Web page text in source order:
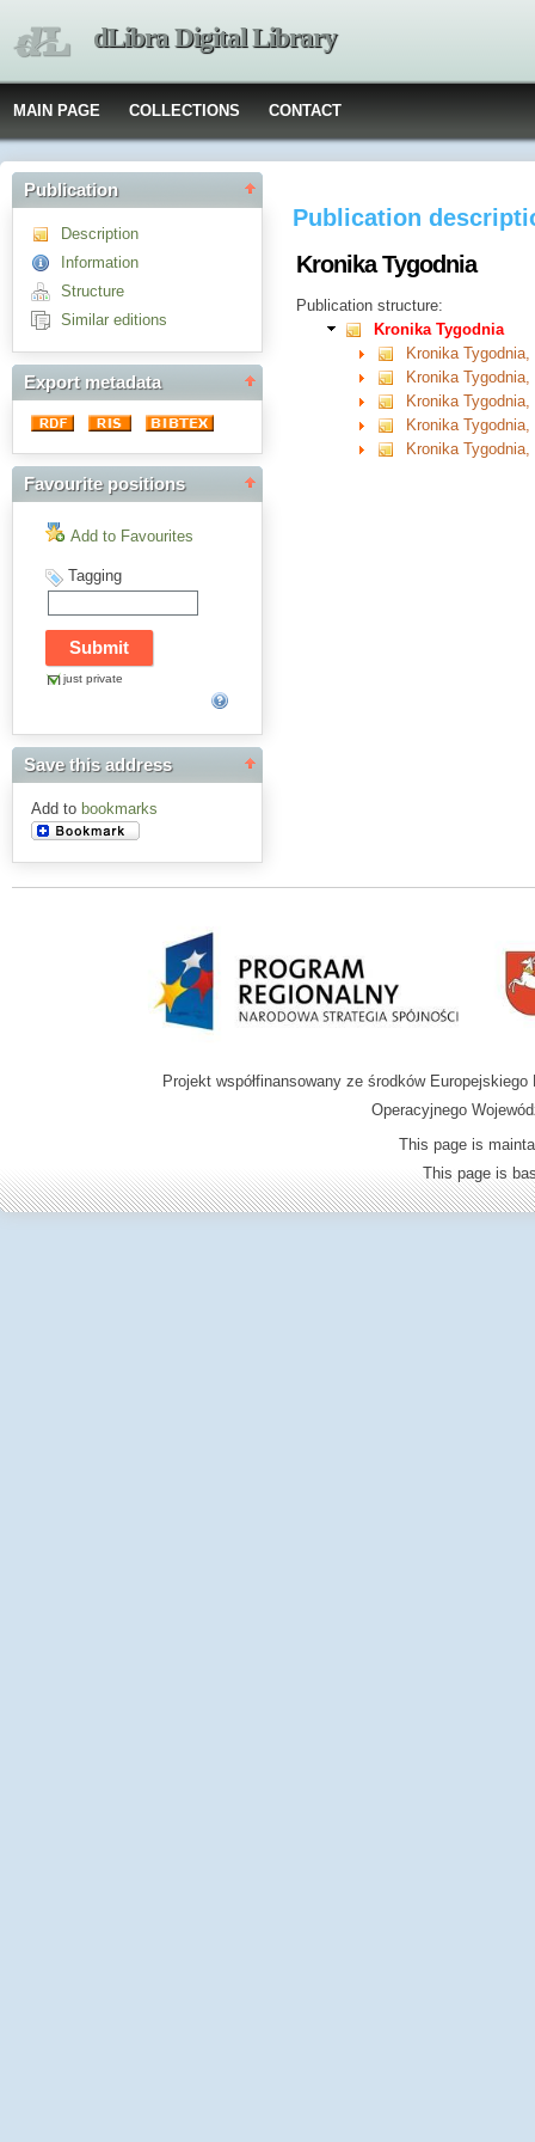
dLibra Digital Library
MAIN PAGE COLLECTIONS CONTACT
Publication
Description
Information
Structure
Similar editions
Export metadata
Favourite positions
Add to Favourites
Tagging
just private
Save this address
Add to bookmarks
Publication
Kronika Tygodnia
Publication structure:
Kronika Tygodnia
Kronika Tygodnia,
Kronika Tygodnia,
Kronika Tygodnia,
Kronika Tygodnia,
Kronika Tygodnia,
Projekt współfinansowany ze środków
Operacyjnego
This page is
This page is